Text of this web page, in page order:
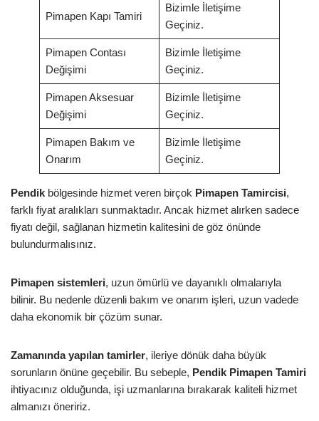
Pimapen Kapı Tamiri
Bizimle İletişime
Geçiniz.
Pimapen Contası
Değişimi
Bizimle İletişime
Geçiniz.
Pimapen Aksesuar
Değişimi
Bizimle İletişime
Geçiniz.
Pimapen Bakım ve
Onarım
Bizimle İletişime
Geçiniz.
Pendik bölgesinde hizmet veren birçok Pimapen Tamircisi,
farklı fiyat aralıkları sunmaktadır. Ancak hizmet alırken sadece
fiyatı değil, sağlanan hizmetin kalitesini de göz önünde
bulundurmalısınız.
Pimapen sistemleri, uzun ömürlü ve dayanıklı olmalarıyla
bilinir. Bu nedenle düzenli bakım ve onarım işleri, uzun vadede
daha ekonomik bir çözüm sunar.
Zamanında yapılan tamirler, ileriye dönük daha büyük
sorunların önüne geçebilir. Bu sebeple, Pendik Pimapen Tamiri
ihtiyacınız olduğunda, işi uzmanlarına bırakarak kaliteli hizmet
almanızı öneririz.